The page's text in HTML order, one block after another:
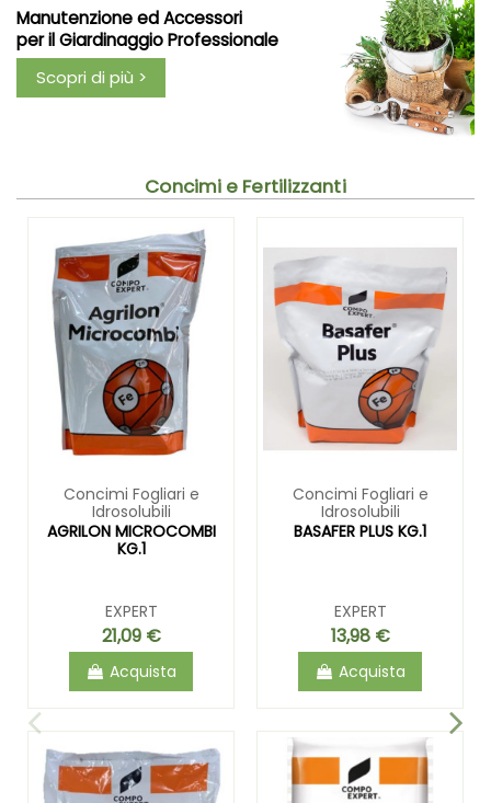
Manutenzione ed Accessori
per il Giardinaggio Professionale
Scopri di più >
Concimi e Fertilizzanti
Concimi Fogliari e
Idrosolubili
AGRILON MICROCOMBI
KG.1
EXPERT
21,09 €
Acquista
Concimi Fogliari e
Idrosolubili
BASAFER PLUS KG.1
EXPERT
13,98 €
Acquista